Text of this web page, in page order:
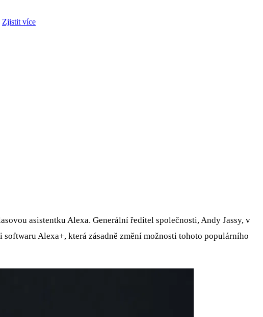
Zjistit více
asistentku Alexa. Generální ředitel společnosti, Andy Jassy, v
Alexa+, která zásadně změní možnosti tohoto populárního